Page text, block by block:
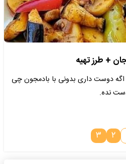
اگه دوست داری بدونی با بادمجون چی
نده.
۲ ۳